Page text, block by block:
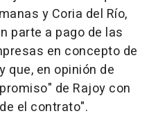
y Coria del Río,
parte a pago de las
en concepto de
que, en opinión de
de Rajoy con
el contrato".